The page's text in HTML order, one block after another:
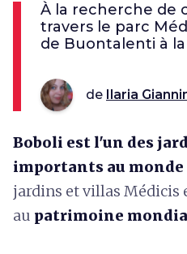
À la recherche de
travers le parc
de Buontalenti à
de Ilaria
Boboli est l'un des
importants au monde
jardins et villas Médicis
au patrimoine